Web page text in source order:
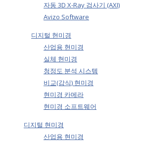
자동 3D X-Ray 검사기 (AXI)
Avizo Software
디지털 현미경
산업용 현미경
실체 현미경
청정도 분석 시스템
비교(감식) 현미경
현미경 카메라
현미경 소프트웨어
디지털 현미경
산업용 현미경